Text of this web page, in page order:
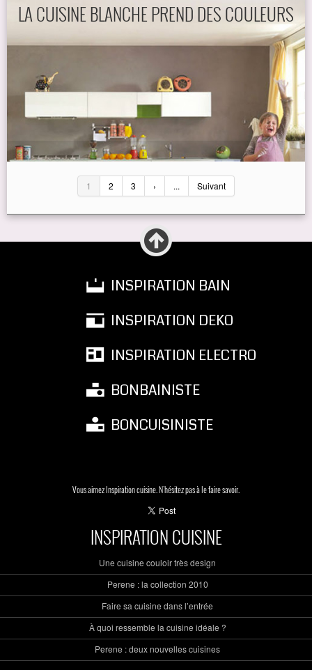
LA CUISINE BLANCHE PREND DES COULEURS
1 2 3 › ... Suivant
INSPIRATION BAIN
INSPIRATION DEKO
INSPIRATION ELECTRO
BONBAINISTE
BONCUISINISTE
Vous aimez Inspiration cuisine. N'hésitez pas à le faire savoir.
INSPIRATION CUISINE
Une cuisine couloir très design
Perene : la collection 2010
Faire sa cuisine dans l’entrée
À quoi ressemble la cuisine idéale ?
Perene : deux nouvelles cuisines